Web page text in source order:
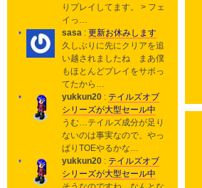
りプレイしてます。 > フェ
イっ…
sasa : 更新お休みします
久しぶりに先にクリアを追
い越されましたね まあ僕
もほとんどプレイをサボっ
てたから…
yukkun20 : テイルズオブ
シリーズが大型セール中
うむ…テイルズ成分が足り
ないのは事実なので、やっ
ぱりTOEやるかな…
yukkun20 : テイルズオブ
シリーズが大型セール中